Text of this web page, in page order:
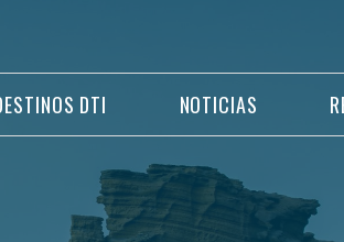
DTI NOTICIAS